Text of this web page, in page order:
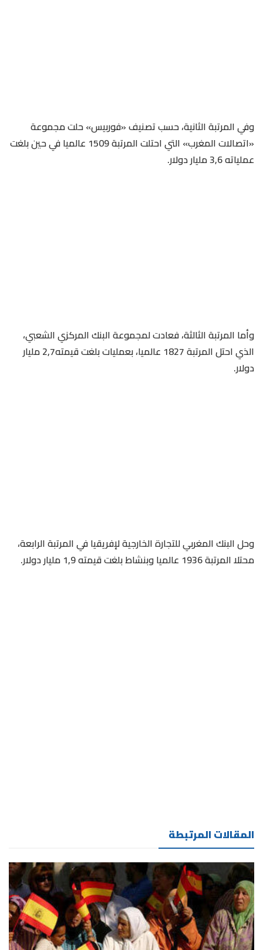
وفي المرتبة الثانية، حسب تصنيف «فوربيس» حلت مجموعة
«اتصالات المغرب» التي احتلت المرتبة 1509 عالميا في حين بلغت
عملياته 3,6 مليار دولار.
وأما المرتبة الثالثة، فعادت لمجموعة البنك المركزي الشعبي،
الذي احتل المرتبة 1827 عالميا، بعمليات بلغت قيمته2,7 مليار
دولار.
وحل البنك المغربي للتجارة الخارجية لإفريقيا في المرتبة الرابعة،
محتلا المرتبة 1936 عالميا وبنشاط بلغت قيمته 1,9 مليار دولار.
المقالات المرتبطة